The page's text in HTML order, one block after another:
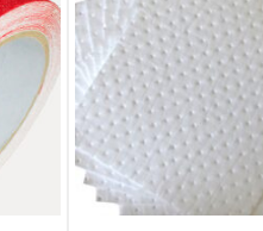
Add to
trên
trang
sản
phẩm